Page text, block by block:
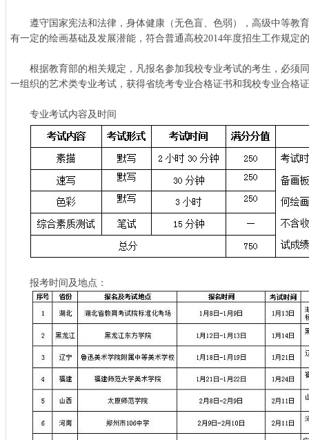
遵守国家宪法和法律，身体健康（无色盲、色弱），高级中等教
有一定的绘画基础及发展潜能，符合普通高校2014年度招生工作规定
根据教育部的相关规定，凡报名参加我校专业考试的考生，必须同
一组织的艺术类专业考试，获得省统考专业合格证书和我校专业合格
专业考试内容及时间
报考时间及地点：